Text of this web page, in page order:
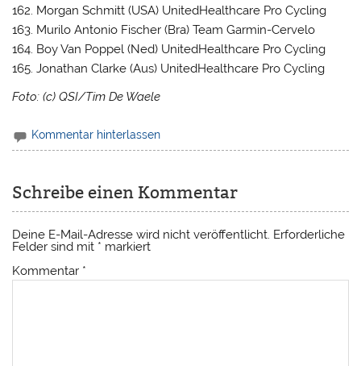
162. Morgan Schmitt (USA) UnitedHealthcare Pro Cycling
163. Murilo Antonio Fischer (Bra) Team Garmin-Cervelo
164. Boy Van Poppel (Ned) UnitedHealthcare Pro Cycling
165. Jonathan Clarke (Aus) UnitedHealthcare Pro Cycling
Foto: (c) QSI/Tim De Waele
Kommentar hinterlassen
Schreibe einen Kommentar
Deine E-Mail-Adresse wird nicht veröffentlicht. Erforderliche
Felder sind mit * markiert
Kommentar *